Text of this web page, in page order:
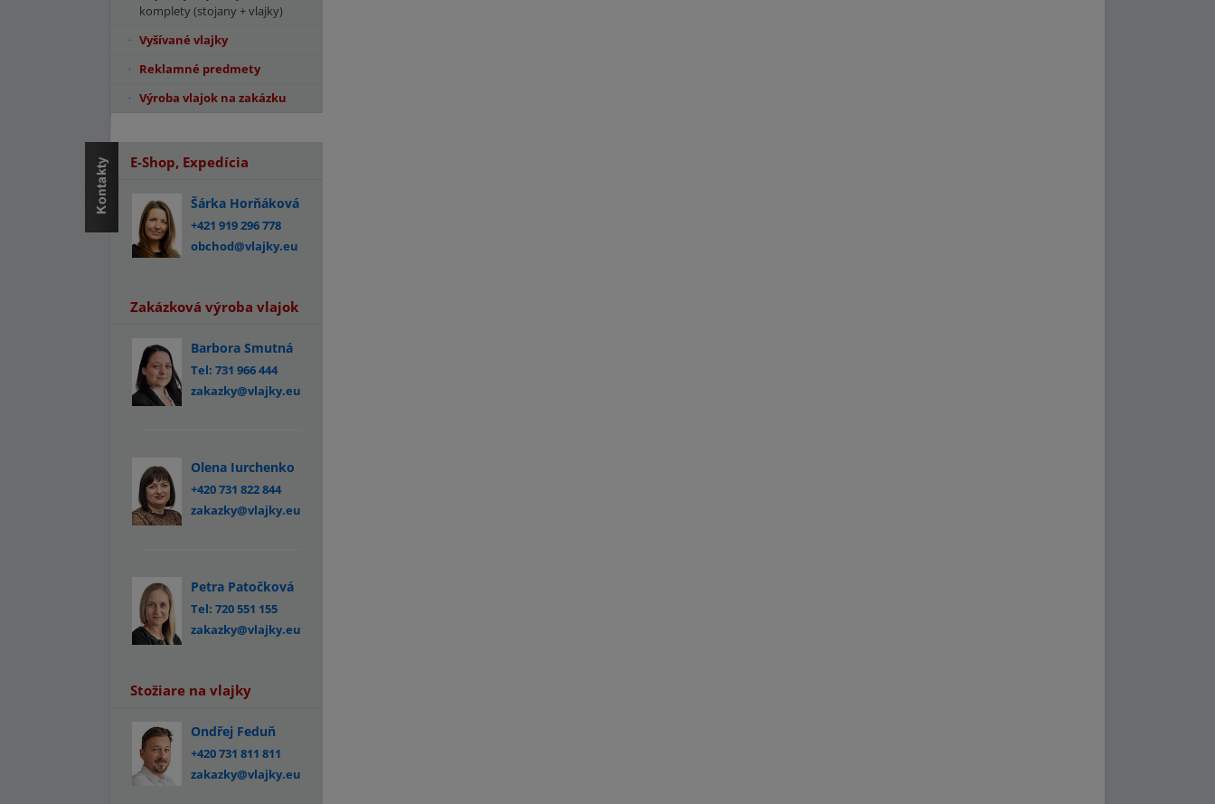
komplety (stojany + vlajky)
Vyšívané vlajky
Reklamné predmety
Výroba vlajok na zakázku
E-Shop, Expedícia
Šárka Horňáková
+421 919 296 778
obchod@vlajky.eu
Zakázková výroba vlajok
Barbora Smutná
Tel: 731 966 444
zakazky@vlajky.eu
Olena Iurchenko
+420 731 822 844
zakazky@vlajky.eu
Petra Patočková
Tel: 720 551 155
zakazky@vlajky.eu
Stožiare na vlajky
Ondřej Feduň
+420 731 811 811
zakazky@vlajky.eu